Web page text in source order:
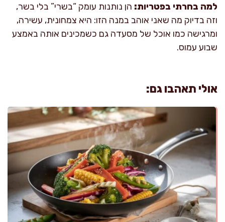
למה בחרתי בפטריות: הן נותנות עומק “בשרי” בלי בשר,
וזה בדיוק מה שאני אוהב במנה הזו: היא צמחונית, עשירה,
ומרגישה כמו אוכל של מסעדה גם כשמכינים אותה באמצע
שבוע עמוס.
אולי תאהבו גם: